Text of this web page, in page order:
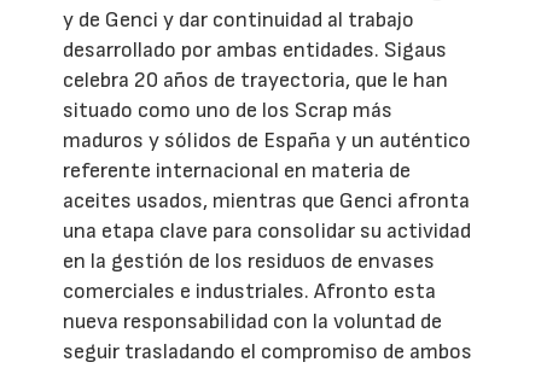
y de Genci y dar continuidad al trabajo
desarrollado por ambas entidades. Sigaus
celebra 20 años de trayectoria, que le han
situado como uno de los Scrap más
maduros y sólidos de España y un auténtico
referente internacional en materia de
aceites usados, mientras que Genci afronta
una etapa clave para consolidar su actividad
en la gestión de los residuos de envases
comerciales e industriales. Afronto esta
nueva responsabilidad con la voluntad de
seguir trasladando el compromiso de ambos